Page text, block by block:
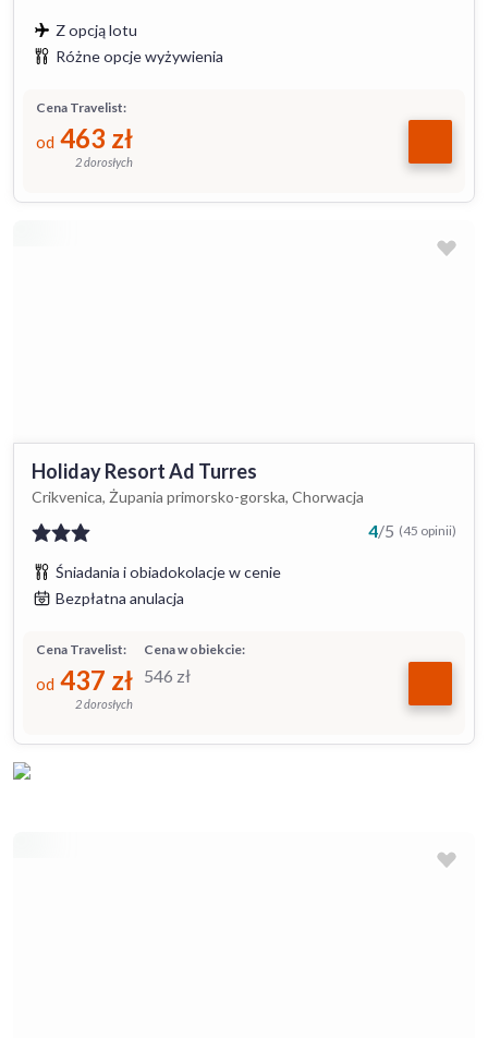
Z opcją lotu
Różne opcje wyżywienia
Cena Travelist:
od 463 zł
2 dorosłych
Holiday Resort Ad Turres
Crikvenica, Żupania primorsko-gorska, Chorwacja
4/5 (45 opinii)
Śniadania i obiadokolacje w cenie
Bezpłatna anulacja
Cena w obiekcie:
546 zł
Cena Travelist:
od 437 zł
2 dorosłych